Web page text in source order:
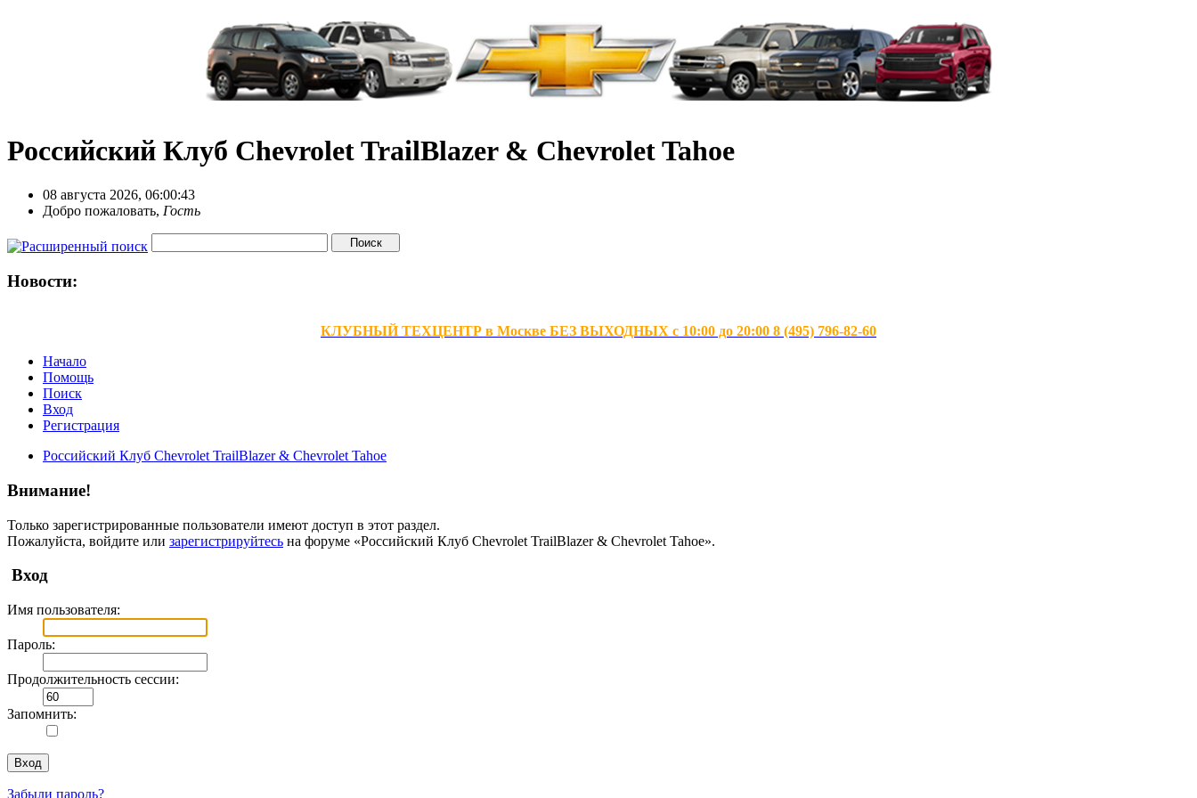
Российский Клуб Chevrolet TrailBlazer & Chevrolet Tahoe
08 августа 2026, 06:00:43
Добро пожаловать, Гость
Новости:
КЛУБНЫЙ ТЕХЦЕНТР в Москве БЕЗ ВЫХОДНЫХ с 10:00 до 20:00 8 (495) 796-82-60
Начало
Помощь
Поиск
Вход
Регистрация
Российский Клуб Chevrolet TrailBlazer & Chevrolet Tahoe
Внимание!
Только зарегистрированные пользователи имеют доступ в этот раздел.
Пожалуйста, войдите или зарегистрируйтесь на форуме «Российский Клуб Chevrolet TrailBlazer & Chevrolet Tahoe».
Вход
Имя пользователя:
Пароль:
Продолжительность сессии:
Запомнить:
Забыли пароль?